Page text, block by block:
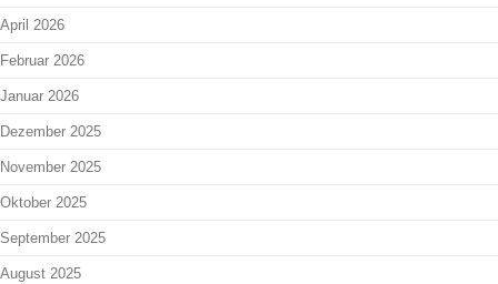
April 2026
Februar 2026
Januar 2026
Dezember 2025
November 2025
Oktober 2025
September 2025
August 2025